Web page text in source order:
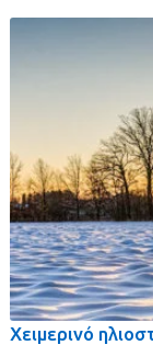
Χειμερινό